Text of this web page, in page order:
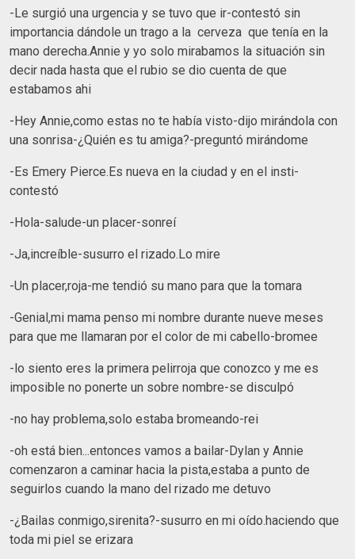
-Le surgió una urgencia y se tuvo que ir-contestó sin
importancia dándole un trago a la cerveza que tenía en la
mano derecha.Annie y yo solo mirabamos la situación sin
decir nada hasta que el rubio se dio cuenta de que
estabamos ahi
-Hey Annie,como estas no te había visto-dijo mirándola con
una sonrisa-¿Quién es tu amiga?-preguntó mirándome
-Es Emery Pierce.Es nueva en la ciudad y en el insti-
contestó
-Hola-salude-un placer-sonreí
-Ja,increíble-susurro el rizado.Lo mire
-Un placer,roja-me tendió su mano para que la tomara
-Genial,mi mama penso mi nombre durante nueve meses
para que me llamaran por el color de mi cabello-bromee
-lo siento eres la primera pelirroja que conozco y me es
imposible no ponerte un sobre nombre-se disculpó
-no hay problema,solo estaba bromeando-rei
-oh está bien...entonces vamos a bailar-Dylan y Annie
comenzaron a caminar hacia la pista,estaba a punto de
seguirlos cuando la mano del rizado me detuvo
-¿Bailas conmigo,sirenita?-susurro en mi oído.haciendo que
toda mi piel se erizara